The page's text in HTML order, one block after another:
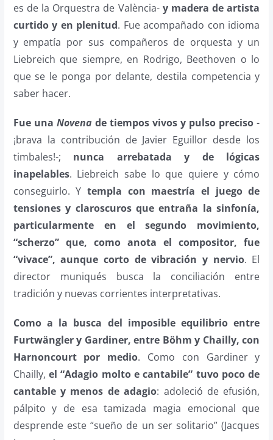
es de la Orquestra de València- y madera de artista
curtido y en plenitud. Fue acompañado con idioma
y empatía por sus compañeros de orquesta y un
Liebreich que siempre, en Rodrigo, Beethoven o lo
que se le ponga por delante, destila competencia y
saber hacer.
Fue una Novenade tiempos vivos y pulso preciso -
¡brava la contribución de Javier Eguillor desde los
timbales!-; nunca arrebatada y de lógicas
inapelables. Liebreich sabe lo que quiere y cómo
conseguirlo. Y templa con maestría el juego de
tensiones y claroscuros que entraña la sinfonía,
particularmente en el segundo movimiento,
“scherzo” que, como anota el compositor, fue
“vivace”, aunque corto de vibración y nervio. El
director muniqués busca la conciliación entre
tradición y nuevas corrientes interpretativas.
Como a la busca del imposible equilibrio entre
Furtwängler y Gardiner, entre Böhm y Chailly, con
Harnoncourt por medio. Como con Gardiner y
Chailly, el “Adagio molto e cantabile” tuvo poco de
cantable y menos de adagio: adoleció de efusión,
pálpito y de esa tamizada magia emocional que
desprende este “sueño de un ser solitario” (Jacques